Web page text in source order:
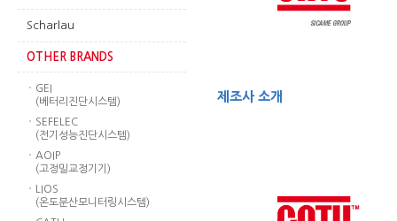
Scharlau
OTHER BRANDS
GEI
(베터리진단시스템)
SEFELEC
(전기성능진단시스템)
AOIP
(고정밀교정기기)
LIOS
(온도분산모니터링시스템)
제조사 소개